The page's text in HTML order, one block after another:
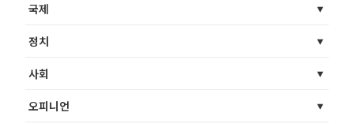
국제
정치
사회
오피니언